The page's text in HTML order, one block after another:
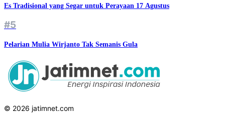
Es Tradisional yang Segar untuk Perayaan 17 Agustus
#5
Pelarian Mulia Wirjanto Tak Semanis Gula
© 2026 jatimnet.com